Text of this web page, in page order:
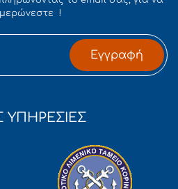
!
Εγγραφή
ΥΠΗΡΕΣΙΕΣ